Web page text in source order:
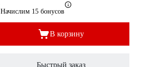
Начислим 15 бонусов
В корзину
Быстрый заказ